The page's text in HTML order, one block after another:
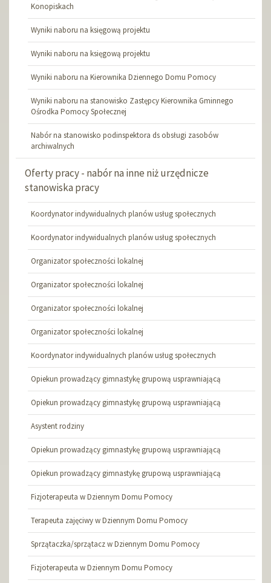
Konopiskach
Wyniki naboru na księgową projektu
Wyniki naboru na księgową projektu
Wyniki naboru na Kierownika Dziennego Domu Pomocy
Wyniki naboru na stanowisko Zastępcy Kierownika Gminnego
Ośrodka Pomocy Społecznej
Nabór na stanowisko podinspektora ds obsługi zasobów
archiwalnych
Oferty pracy - nabór na inne niż urzędnicze
stanowiska pracy
Koordynator indywidualnych planów usług społecznych
Koordynator indywidualnych planów usług społecznych
Organizator społeczności lokalnej
Organizator społeczności lokalnej
Organizator społeczności lokalnej
Organizator społeczności lokalnej
Koordynator indywidualnych planów usług społecznych
Opiekun prowadzący gimnastykę grupową usprawniającą
Opiekun prowadzący gimnastykę grupową usprawniającą
Asystent rodziny
Opiekun prowadzący gimnastykę grupową usprawniającą
Opiekun prowadzący gimnastykę grupową usprawniającą
Fizjoterapeuta w Dziennym Domu Pomocy
Terapeuta zajęciwy w Dziennym Domu Pomocy
Sprzątaczka/sprzątacz w Dziennym Domu Pomocy
Fizjoterapeuta w Dziennym Domu Pomocy